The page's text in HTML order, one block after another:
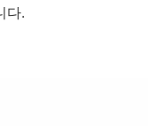
다.